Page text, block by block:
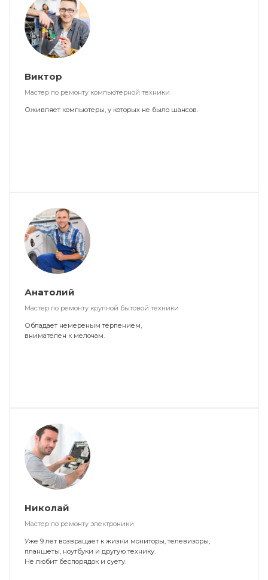
Виктор
Мастер по ремонту компьютерной техники
Оживляет компьютеры, у которых не было шансов.
Анатолий
Мастер по ремонту крупной бытовой техники
Обладает немереным терпением,
внимателен к мелочам.
Николай
Мастер по ремонту электроники
Уже 9 лет возвращает к жизни мониторы, телевизоры,
планшеты, ноутбуки и другую технику.
Не любит беспорядок и суету.